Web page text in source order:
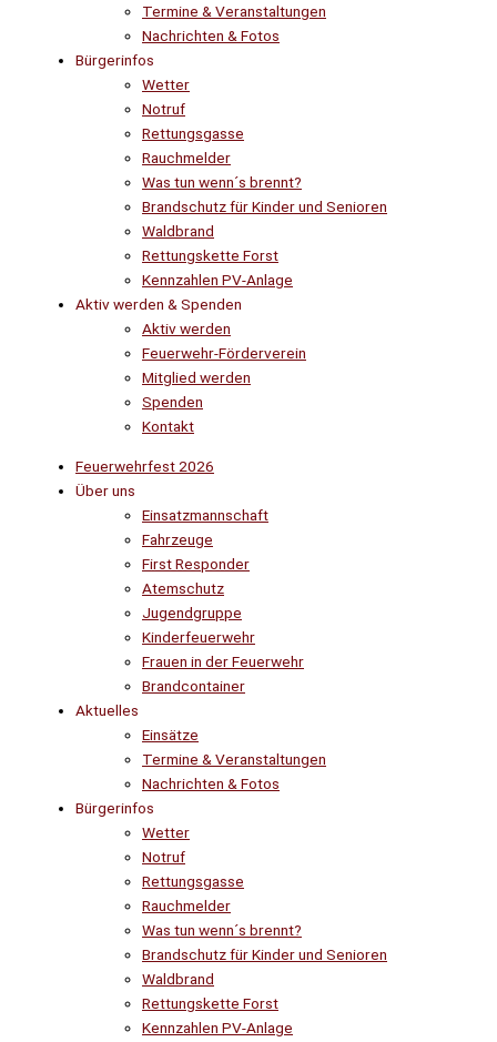
Termine & Veranstaltungen
Nachrichten & Fotos
Bürgerinfos
Wetter
Notruf
Rettungsgasse
Rauchmelder
Was tun wenn´s brennt?
Brandschutz für Kinder und Senioren
Waldbrand
Rettungskette Forst
Kennzahlen PV-Anlage
Aktiv werden & Spenden
Aktiv werden
Feuerwehr-Förderverein
Mitglied werden
Spenden
Kontakt
Feuerwehrfest 2026
Über uns
Einsatzmannschaft
Fahrzeuge
First Responder
Atemschutz
Jugendgruppe
Kinderfeuerwehr
Frauen in der Feuerwehr
Brandcontainer
Aktuelles
Einsätze
Termine & Veranstaltungen
Nachrichten & Fotos
Bürgerinfos
Wetter
Notruf
Rettungsgasse
Rauchmelder
Was tun wenn´s brennt?
Brandschutz für Kinder und Senioren
Waldbrand
Rettungskette Forst
Kennzahlen PV-Anlage